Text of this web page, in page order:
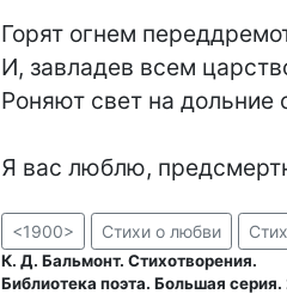
Горят огнем
И, завладев всем
Роняют свет на дольние
Я вас люблю,
<1900> Стихи о любви
К. Д. Бальмонт. Стихотворения.
Библиотека поэта. Большая серия.